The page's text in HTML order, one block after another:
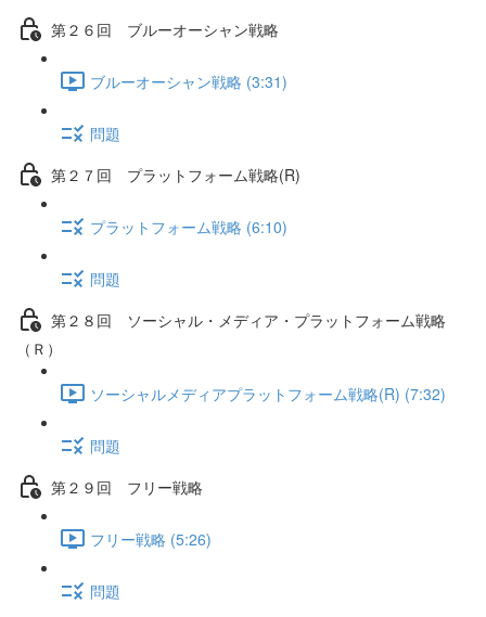
第２６回 ブルーオーシャン戦略
ブルーオーシャン戦略 (3:31)
問題
第２７回 プラットフォーム戦略(R)
プラットフォーム戦略 (6:10)
問題
第２８回 ソーシャル・メディア・プラットフォーム戦略
（Ｒ）
ソーシャルメディアプラットフォーム戦略(R) (7:32)
問題
第２９回 フリー戦略
フリー戦略 (5:26)
問題